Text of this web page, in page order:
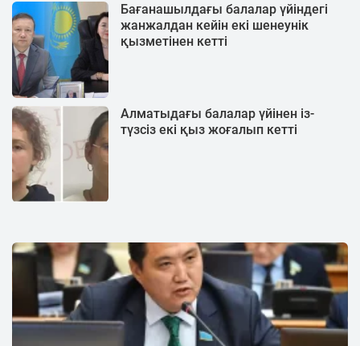
Бағанашылдағы балалар үйіндегі
жанжалдан кейін екі шенеунік
қызметінен кетті
Алматыдағы балалар үйінен із-
түзсіз екі қыз жоғалып кетті